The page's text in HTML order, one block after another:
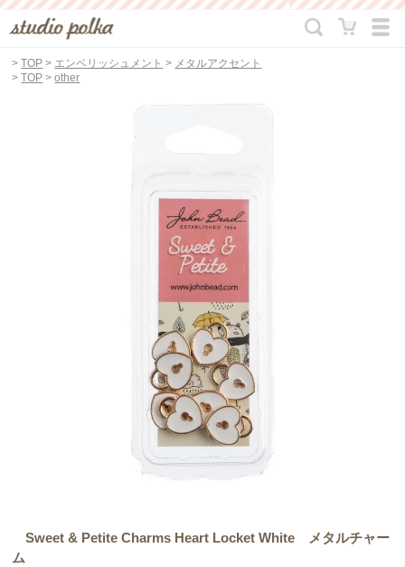
>TOP > エンベリッシュメント > メタルアクセント
>TOP >other
Sweet & Petite Charms Heart Locket White メタルチャー
ム